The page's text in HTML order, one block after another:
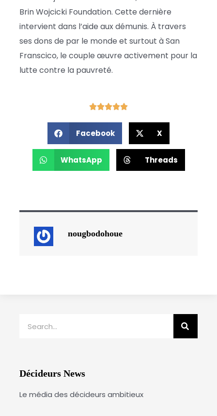
Brin Wojcicki Foundation. Cette dernière
intervient dans l’aide aux démunis. À travers
ses dons de par le monde et surtout à San
Franscico, le couple œuvre activement pour la
lutte contre la pauvreté.
Facebook X
WhatsApp Threads
nougbodohoue
Décideurs News
Le média des décideurs ambitieux